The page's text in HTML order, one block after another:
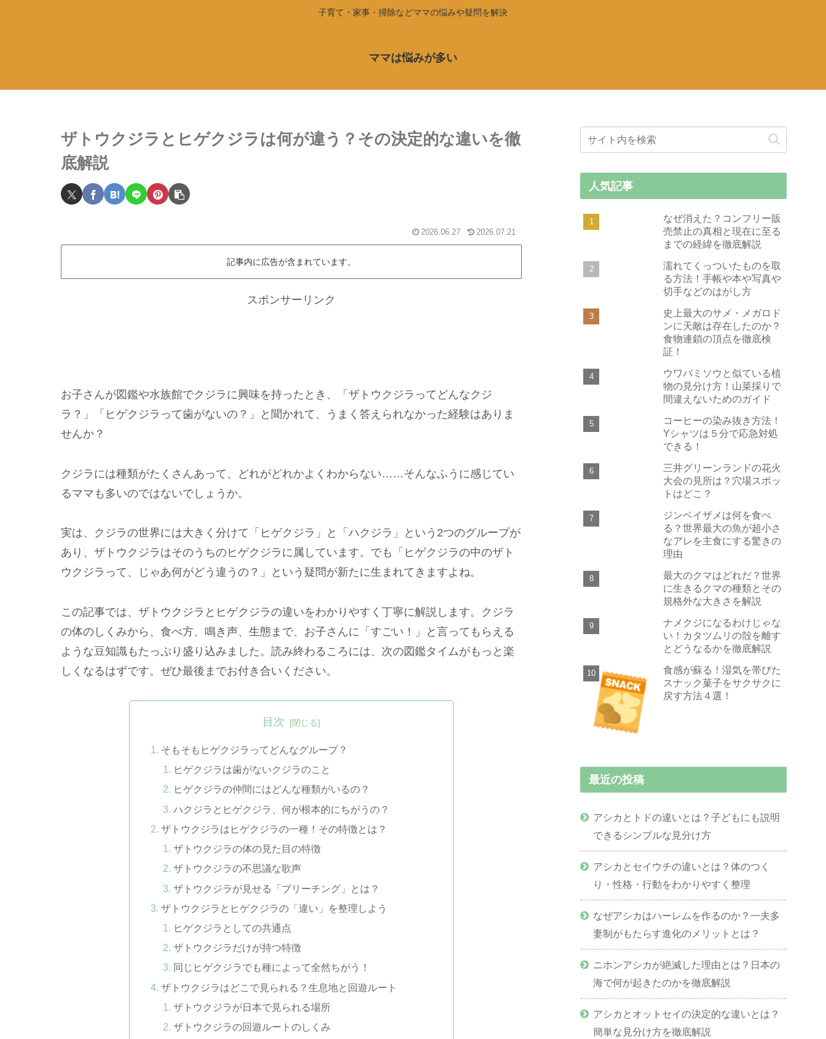
子育て・家事・掃除などママの悩みや疑問を解決
ママは悩みが多い
ザトウクジラとヒゲクジラは何が違う？その決定的な違いを徹
底解説
2026.06.27 2026.07.21
記事内に広告が含まれています。
スポンサーリンク
お子さんが図鑑や水族館でクジラに興味を持ったとき、「ザトウクジラってどんなクジ
ラ？」「ヒゲクジラって歯がないの？」と聞かれて、うまく答えられなかった経験はありま
せんか？
クジラには種類がたくさんあって、どれがどれかよくわからない……そんなふうに感じてい
るママも多いのではないでしょうか。
実は、クジラの世界には大きく分けて「ヒゲクジラ」と「ハクジラ」という2つのグループが
あり、ザトウクジラはそのうちのヒゲクジラに属しています。でも「ヒゲクジラの中のザト
ウクジラって、じゃあ何がどう違うの？」という疑問が新たに生まれてきますよね。
この記事では、ザトウクジラとヒゲクジラの違いをわかりやすく丁寧に解説します。クジラ
の体のしくみから、食べ方、鳴き声、生態まで、お子さんに「すごい！」と言ってもらえる
ような豆知識もたっぷり盛り込みました。読み終わるころには、次の図鑑タイムがもっと楽
しくなるはずです。ぜひ最後までお付き合いください。
目次
そもそもヒゲクジラってどんなグループ？
ヒゲクジラは歯がないクジラのこと
ヒゲクジラの仲間にはどんな種類がいるの？
ハクジラとヒゲクジラ、何が根本的にちがうの？
ザトウクジラはヒゲクジラの一種！その特徴とは？
ザトウクジラの体の見た目の特徴
ザトウクジラの不思議な歌声
ザトウクジラが見せる「ブリーチング」とは？
ザトウクジラとヒゲクジラの「違い」を整理しよう
ヒゲクジラとしての共通点
ザトウクジラだけが持つ特徴
同じヒゲクジラでも種によって全然ちがう！
ザトウクジラはどこで見られる？生息地と回遊ルート
ザトウクジラが日本で見られる場所
ザトウクジラの回遊ルートのしくみ
人気記事
なぜ消えた？コンフリー販
売禁止の真相と現在に至る
までの経緯を徹底解説
濡れてくっついたものを取
る方法！手帳や本や写真や
切手などのはがし方
史上最大のサメ・メガロド
ンに天敵は存在したのか？
食物連鎖の頂点を徹底検
証！
ウワバミソウと似ている植
物の見分け方！山菜採りで
間違えないためのガイド
コーヒーの染み抜き方法！
Yシャツは５分で応急対処
できる！
三井グリーンランドの花火
大会の見所は？穴場スポッ
トはどこ？
ジンベイザメは何を食べ
る？世界最大の魚が超小さ
なアレを主食にする驚きの
理由
最大のクマはどれだ？世界
に生きるクマの種類とその
規格外な大きさを解説
ナメクジになるわけじゃな
い！カタツムリの殻を離す
とどうなるかを徹底解説
食感が蘇る！湿気を帯びた
スナック菓子をサクサクに
戻す方法４選！
最近の投稿
アシカとトドの違いとは？子どもにも説明
できるシンプルな見分け方
アシカとセイウチの違いとは？体のつく
り・性格・行動をわかりやすく整理
なぜアシカはハーレムを作るのか？一夫多
妻制がもたらす進化のメリットとは？
ニホンアシカが絶滅した理由とは？日本の
海で何が起きたのかを徹底解説
アシカとオットセイの決定的な違いとは？
簡単な見分け方を徹底解説